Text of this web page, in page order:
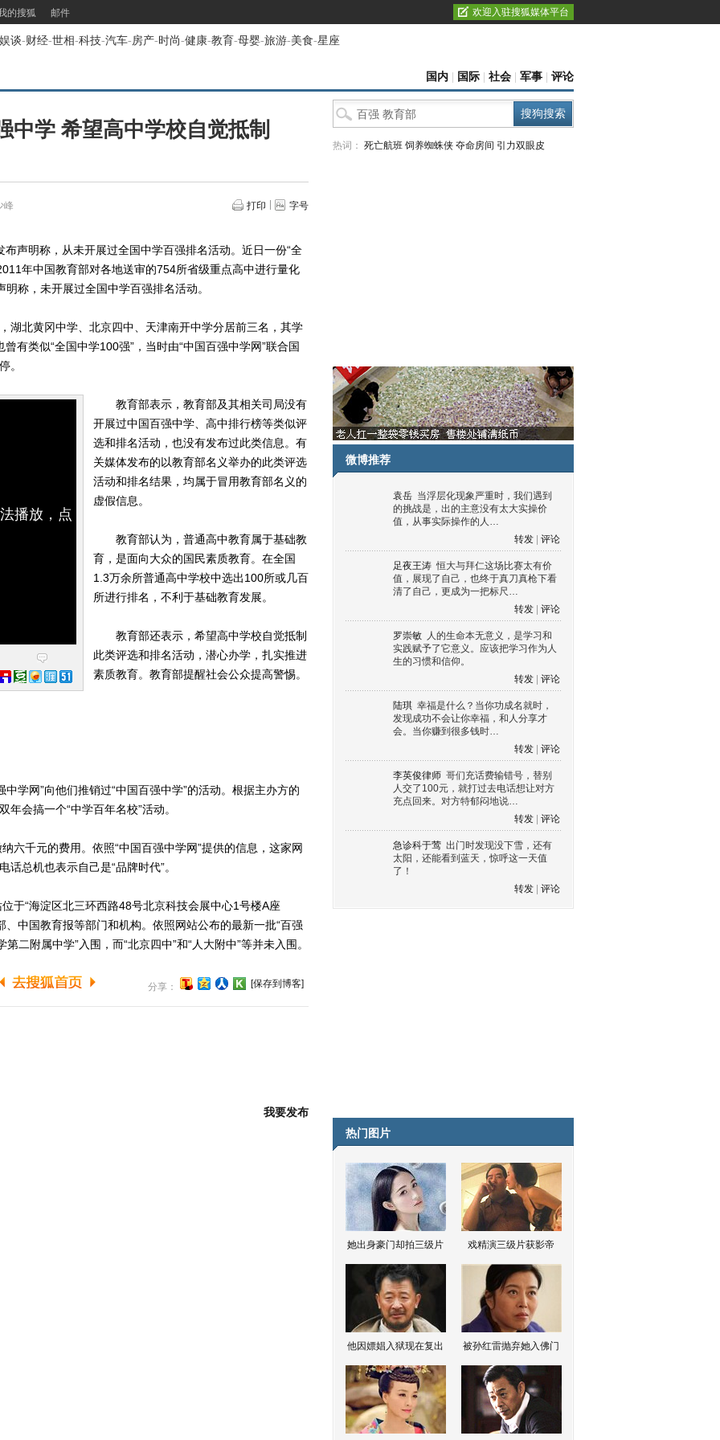
的搜狐 邮件 欢迎入驻搜狐媒体平台
娱谈-财经-世相-科技-汽车-房产-时尚-健康-教育-母婴-旅游-美食-星座
国内 国际 社会 军事 评论
中学 希望高中学校自觉抵制
峰 打印 字号
明称，从未开展过全国中学百强排名活动。近日一份“全
年中国教育部对各地送审的754所省级重点高中进行量化
称，未开展过全国中学百强排名活动。
北黄冈中学、北京四中、天津南开中学分居前三名，其学
有类似“全国中学100强”，当时由“中国百强中学网”联合国
。
播放，点
教育部表示，教育部及其相关司局没有
开展过中国百强中学、高中排行榜等类似评
选和排名活动，也没有发布过此类信息。有
关媒体发布的以教育部名义举办的此类评选
活动和排名结果，均属于冒用教育部名义的
虚假信息。
教育部认为，普通高中教育属于基础教
育，是面向大众的国民素质教育。在全国
1.3万余所普通高中学校中选出100所或几百
所进行排名，不利于基础教育发展。
教育部还表示，希望高中学校自觉抵制
此类评选和排名活动，潜心办学，扎实推进
素质教育。教育部提醒社会公众提高警惕。
网”向他们推销过“中国百强中学”的活动。根据主办方的
年会搞一个“中学百年名校”活动。
千元的费用。依照“中国百强中学网”提供的信息，这家网
话总机也表示自己是“品牌时代”。
“海淀区北三环西路48号北京科技会展中心1号楼A座
、中国教育报等部门和机构。依照网站公布的最新一批“百强
二附属中学”入围，而“北京四中”和“人大附中”等并未入围。
分享： [保存到博客]
我要发布
热词： 死亡航班 饲养蜘蛛侠 夺命房间 引力双眼皮
微博推荐
袁岳 当浮层化现象严重时，我们遇到
的挑战是，出的主意没有太大实操价
值，从事实际操作的人…
转发
评论
足夜王涛 恒大与拜仁这场比赛太有价
值，展现了自己，也终于真刀真枪下看
清了自己，更成为一把标尺…
转发
评论
罗崇敏 人的生命本无意义，是学习和
实践赋予了它意义。应该把学习作为人
生的习惯和信仰。
转发
评论
陆琪 幸福是什么？当你功成名就时，
发现成功不会让你幸福，和人分享才
会。当你赚到很多钱时…
转发
评论
李英俊律师 哥们充话费输错号，替别
人交了100元，就打过去电话想让对方
充点回来。对方特郁闷地说…
转发
评论
急诊科于莺 出门时发现没下雪，还有
太阳，还能看到蓝天，惊呼这一天值
了！
转发
评论
热门图片
她出身豪门却拍三级片 戏精演三级片获影帝
他因嫖娼入狱现在复出 被孙红雷抛弃她入佛门